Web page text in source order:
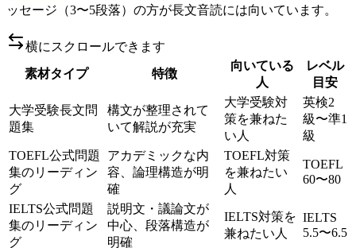
ッセージ（3〜5段落）の方が長文音読には向いています。
横にスクロールできます
素材タイプ
特徴
向いている
人
レベル
目安
大学受験長文問
題集
構文が整理されて
いて解説が充実
大学受験対
策を兼ねた
い人
英検2
級〜準1
級
TOEFL公式問題
集のリーディン
グ
アカデミックな内
容、論理構造が明
確
TOEFL対策
を兼ねたい
人
TOEFL
60〜80
IELTS公式問題
集のリーディン
グ
説明文・議論文が
中心、段落構造が
明確
IELTS対策を
兼ねたい人
IELTS
5.5〜6.5